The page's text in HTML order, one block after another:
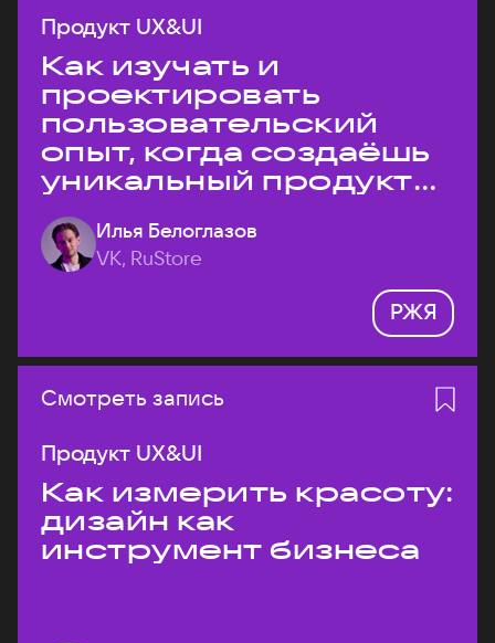
Продукт UX&UI
Как изучать и
проектировать
пользовательский
опыт, когда создаёшь
уникальный продукт
на рынке?
Илья Белоглазов
VK, RuStore
РЖЯ
Смотреть запись
Продукт UX&UI
Как измерить красоту:
дизайн как
инструмент бизнеса